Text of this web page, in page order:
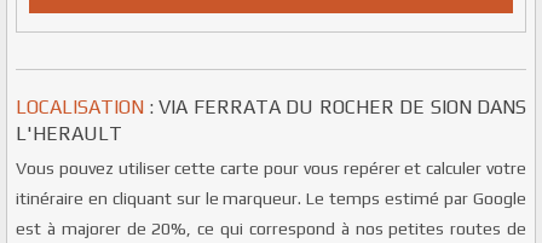
LOCALISATION : VIA FERRATA DU ROCHER DE SION DANS
L'HERAULT
Vous pouvez utiliser cette carte pour vous repérer et calculer votre
itinéraire en cliquant sur le marqueur. Le temps estimé par Google
est à majorer de 20%, ce qui correspond à nos petites routes de